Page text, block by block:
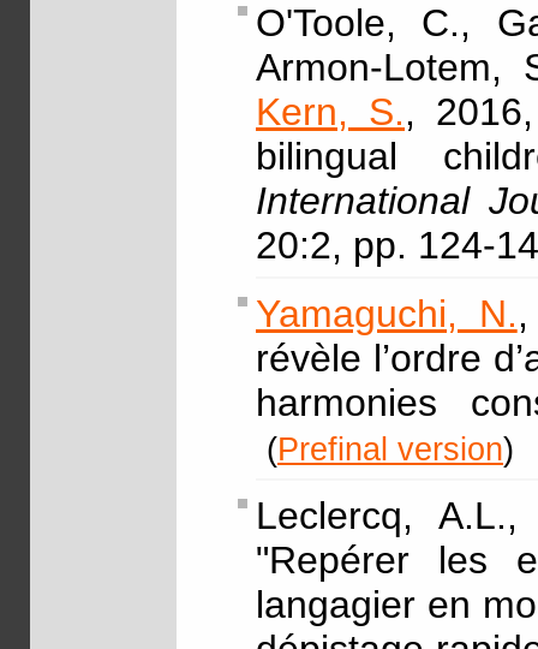
O'Toole, C.,
Armon-
Kern, S.,
bilingual
International
20:2, pp. 124-
Yamaguchi, N.
révèle l’ordre
harmonies
(Prefinal version)
Leclercq,
"Repérer les
langagier en